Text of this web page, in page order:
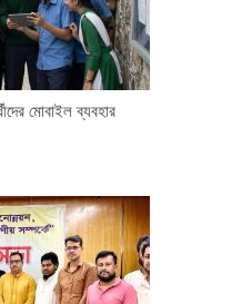
মোবাইল ব্যবহার